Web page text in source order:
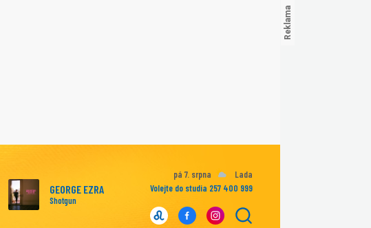
GEORGE EZRA
Shotgun
pá 7. srpna
Lada
Volejte do studia 257 400 999